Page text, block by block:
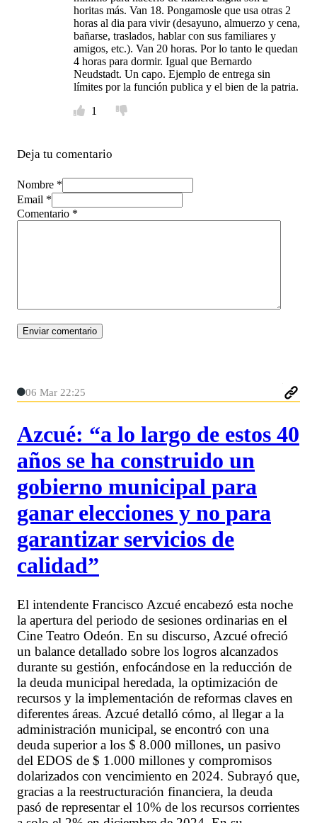
horitas más. Van 18. Pongamosle que usa otras 2
horas al dia para vivir (desayuno, almuerzo y cena,
bañarse, traslados, hablar con sus familiares y
amigos, etc.). Van 20 horas. Por lo tanto le quedan
4 horas para dormir. Igual que Bernardo
Neudstadt. Un capo. Ejemplo de entrega sin
límites por la función publica y el bien de la patria.
1
Deja tu comentario
Nombre *
Email *
Comentario *
06 Mar 22:25
Azcué: “a lo largo de estos 40
años se ha construido un
gobierno municipal para
ganar elecciones y no para
garantizar servicios de
calidad”
El intendente Francisco Azcué encabezó esta noche
la apertura del periodo de sesiones ordinarias en el
Cine Teatro Odeón. En su discurso, Azcué ofreció
un balance detallado sobre los logros alcanzados
durante su gestión, enfocándose en la reducción de
la deuda municipal heredada, la optimización de
recursos y la implementación de reformas claves en
diferentes áreas. Azcué detalló cómo, al llegar a la
administración municipal, se encontró con una
deuda superior a los $ 8.000 millones, un pasivo
del EDOS de $ 1.000 millones y compromisos
dolarizados con vencimiento en 2024. Subrayó que,
gracias a la reestructuración financiera, la deuda
pasó de representar el 10% de los recursos corrientes